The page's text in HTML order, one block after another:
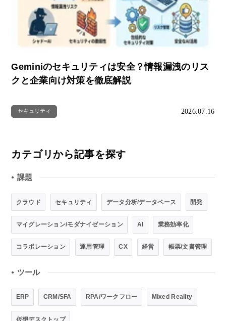
Geminiのセキュリティは安全？情報漏洩のリス
クと企業向け対策を徹底解説
セキュリティ 2026.07.16
カテゴリから記事を探す
● 課題
クラウド セキュリティ データ分析/データベース 開発
マイグレーション/モダナイゼーション AI 業務効率化
コラボレーション 運用管理 CX 経営 帳票/文書管理
● ツール
ERP CRM/SFA RPA/ワークフロー Mixed Reality
仮想デスクトップ